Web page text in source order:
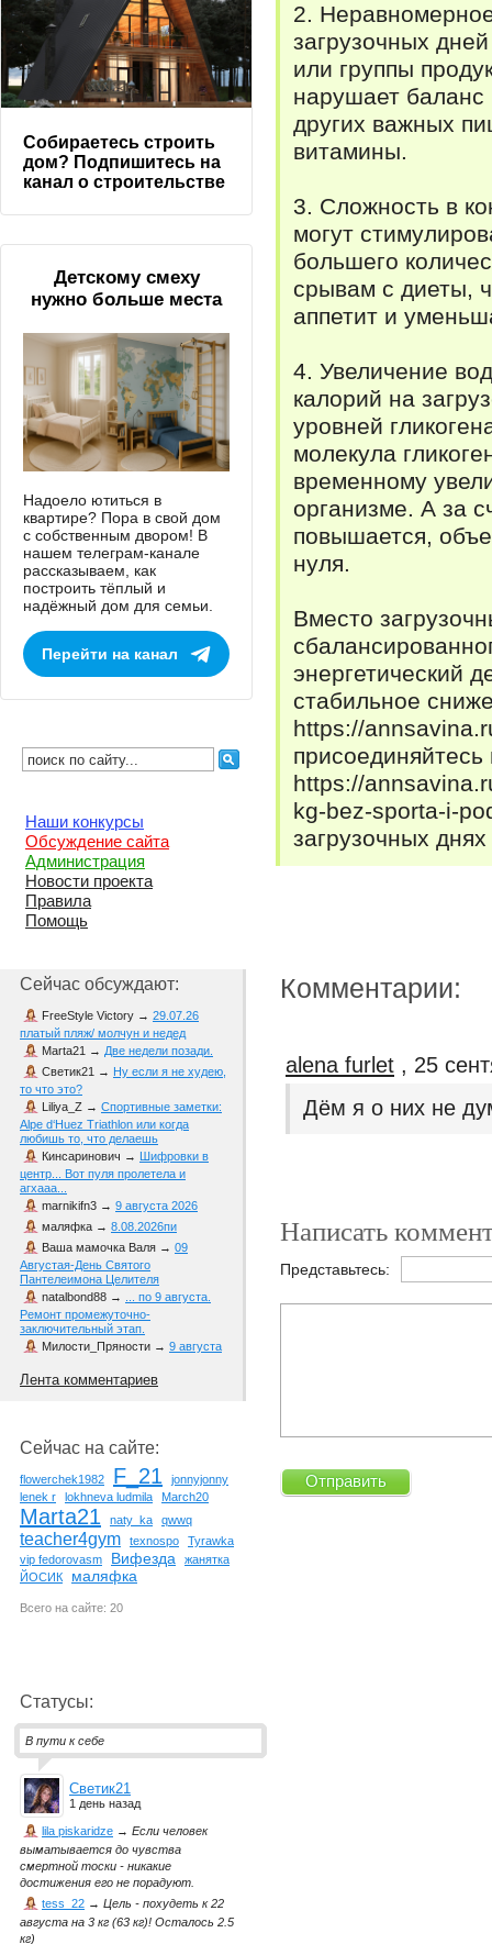
2.
загрузочных
или группы
нарушает баланс
других важных
витамины.
3. Сложность в
могут
большего
срывам с диеты,
аппетит и
4. Увеличение
калорий на
уровней
молекула
временному
организме. А за
повышается,
нуля.
Вместо
энергетический
стабильное
https://
https://
kg-bez-sporta-i-
загрузочных
Комментарии:
alena furlet , 25
Дём я о них не
Написать
Представьтесь:
Собираетесь строить
дом? Подпишитесь на
канал о строительстве
Детскому смеху
нужно больше места
Надоело ютиться в
квартире? Пора в свой дом
с собственным двором! В
нашем телеграм-канале
рассказываем, как
построить тёплый и
надёжный дом для семьи.
Перейти на канал
Наши конкурсы
Обсуждение сайта
Администрация
Новости проекта
Правила
Помощь
Сейчас обсуждают:
FreeStyle Victory → 29.07.26
платый пляж/ молчун и недед
Marta21 → Две недели позади.
Светик21 → Ну если я не худею,
то что это?
Liliya_Z → Спортивные заметки:
Alpe d‘Huez Triathlon или когда
любишь то, что делаешь
Кинсаринович → Шифровки в
центр... Вот пуля пролетела и
агхааа...
marnikifn3 → 9 августа 2026
маляфка → 8.08.2026пи
Ваша мамочка Валя → 09
Августая-День Святого
Пантелеимона Целителя
natalbond88 → ... по 9 августа.
Ремонт промежуточно-
заключительный этап.
Милости_Пряности → 9 августа
Лента комментариев
Сейчас на сайте:
flowerchek1982 F_21
jonnyjonny
lenek r
lokhneva ludmila March20
Marta21 naty_ka qwwq
teacher4gym texnospo
Tyrawka
vip fedorovasm
Вифезда
жанятка
ЙОСИК
маляфка
Всего на сайте: 20
Статусы:
В пути к себе
Светик21
1 день назад
lila piskaridze → Если человек
выматывается до чувства
смертной тоски - никакие
достижения его не порадуют.
tess_22 → Цель - похудеть к 22
августа на 3 кг (63 кг)! Осталось 2.5
кг)